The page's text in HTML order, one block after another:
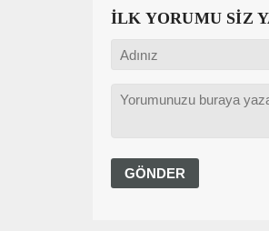
İLK YORUMU SİZ